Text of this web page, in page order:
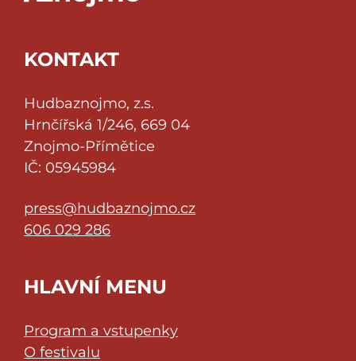
KONTAKT
Hudbaznojmo, z.s.
Hrnčířská 1/246, 669 04
Znojmo-Přímětice
IČ: 05945984
press@hudbaznojmo.cz
606 029 286
HLAVNÍ MENU
Program a vstupenky
O festivalu